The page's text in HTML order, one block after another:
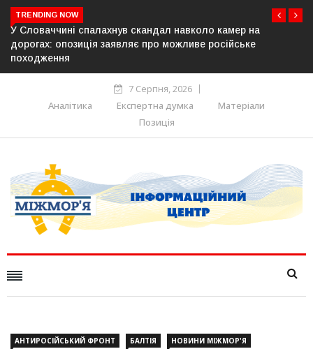
TRENDING NOW
камер на
російське
У Молдові готують план дій на випадок
постачання газу до Придністров’я
7 Серпня, 2026
Аналітика
Експертна думка
Матеріали
Позиція
АНТИРОСІЙСЬКИЙ ФРОНТ БАЛТІЯ
НОВИНИ МІЖМОР'Я